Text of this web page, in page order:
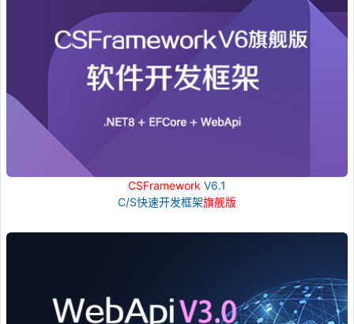
CSFramework V6.1
C/S快速开发框架旗舰版